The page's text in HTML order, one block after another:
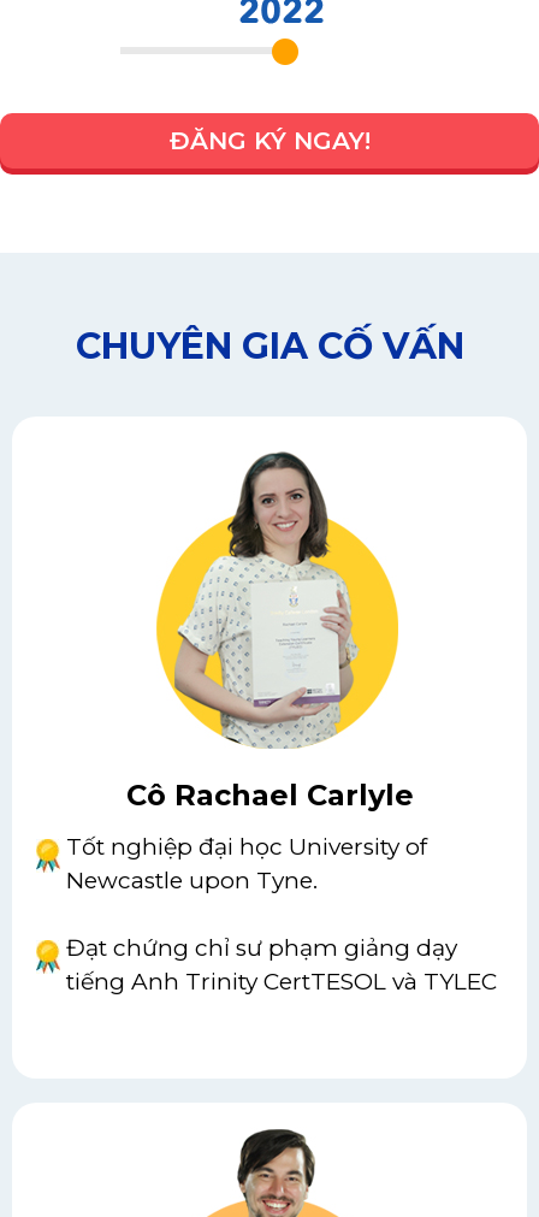
ĐĂNG KÝ NGAY!
CHUYÊN GIA CỐ VẤN
Cô Rachael Carlyle
Tốt nghiệp đại học University of
Newcastle upon Tyne.
Đạt chứng chỉ sư phạm giảng dạy
tiếng Anh Trinity CertTESOL và TYLEC